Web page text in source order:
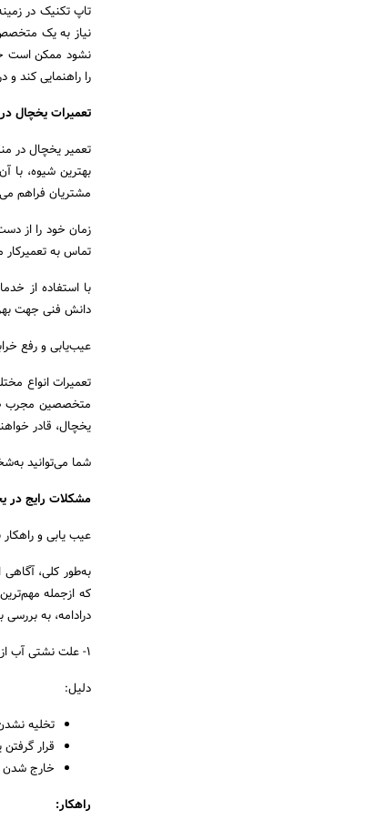
تاپ تکنیک در
نیاز به یک
نشود ممکن است
را راهنمایی کند و
تعمیرات یخچال
تعمیر یخچال در
بهترین شیوه، با
مشتریان فراهم
زمان خود را از
تماس به
با استفاده از
دانش فنی جهت
عیب‌یابی و رفع
تعمیرات انواع
متخصصین مجرب
یخچال، قادر
شما می‌توانید
مشکلات رایج در
عیب یابی و
به‌طور کلی،
که ازجمله
درادامه، به
1- علت نشتی آب از یخچال چه چیزی می‌تواند باشد؟
دلیل:
تخلیه
قرار
خارج شدن
راهکار: